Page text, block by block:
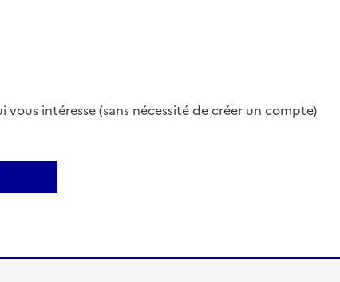
intéresse (sans nécessité de créer un compte)